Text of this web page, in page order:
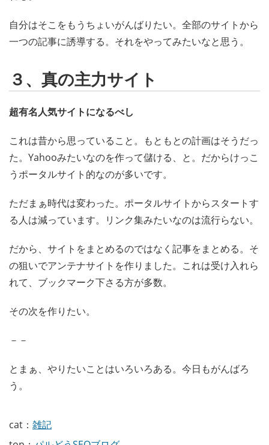
自分はそこをもうちょいがんばりたい。全部のサイトから
一つの記事に誘導する。それをやってみたいなと思う。
３、真の主力サイト
超有名人気サイトになるべし
これは昔から思っていること。もともとの計画はそうだっ
た。Yahooみたいなのを作って儲ける、と。だからけっこ
うポータルサイト的なのが多いです。
ただまぁ時代は変わった。ポータルサイトからスタートす
る人は減っています。リンク集みたいなのは流行らない。
だから、サイトをまとめるのではなく記事をまとめる。そ
の狙いでアンテナサイトを作りました。これは受け入れら
れて、ブックマーク下さる方が多数。
その次を作りたい。
－－
とまぁ、やりたいことはいろいろある。今日もがんばろ
う。
cat： 雑記